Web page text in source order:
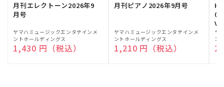
月刊エレクトーン2026年9
月号
販
売
元:
ヤマハミュージックエンタテインメ
ントホールディングス
通常価格
1,430 円（税込）
月刊ピアノ2026年9月号
販
売
元:
ヤマハミュージックエンタテインメ
ントホールディングス
通常価格
1,210 円（税込）
販
売
元:
ヤ
ン